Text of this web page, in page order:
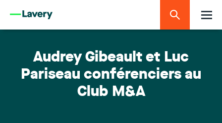
Audrey Gibeault et Luc
Pariseau conférenciers au
Club M&A